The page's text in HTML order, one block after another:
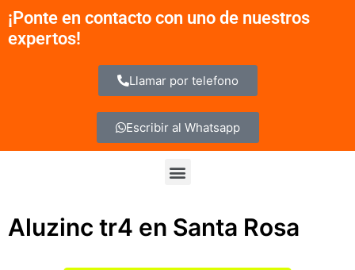
contenido
¡Ponte en contacto con uno de nuestros
expertos!
Llamar por telefono
Escribir al Whatsapp
Menu
Aluzinc tr4 en Santa Rosa